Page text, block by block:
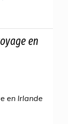
en
en Irlande